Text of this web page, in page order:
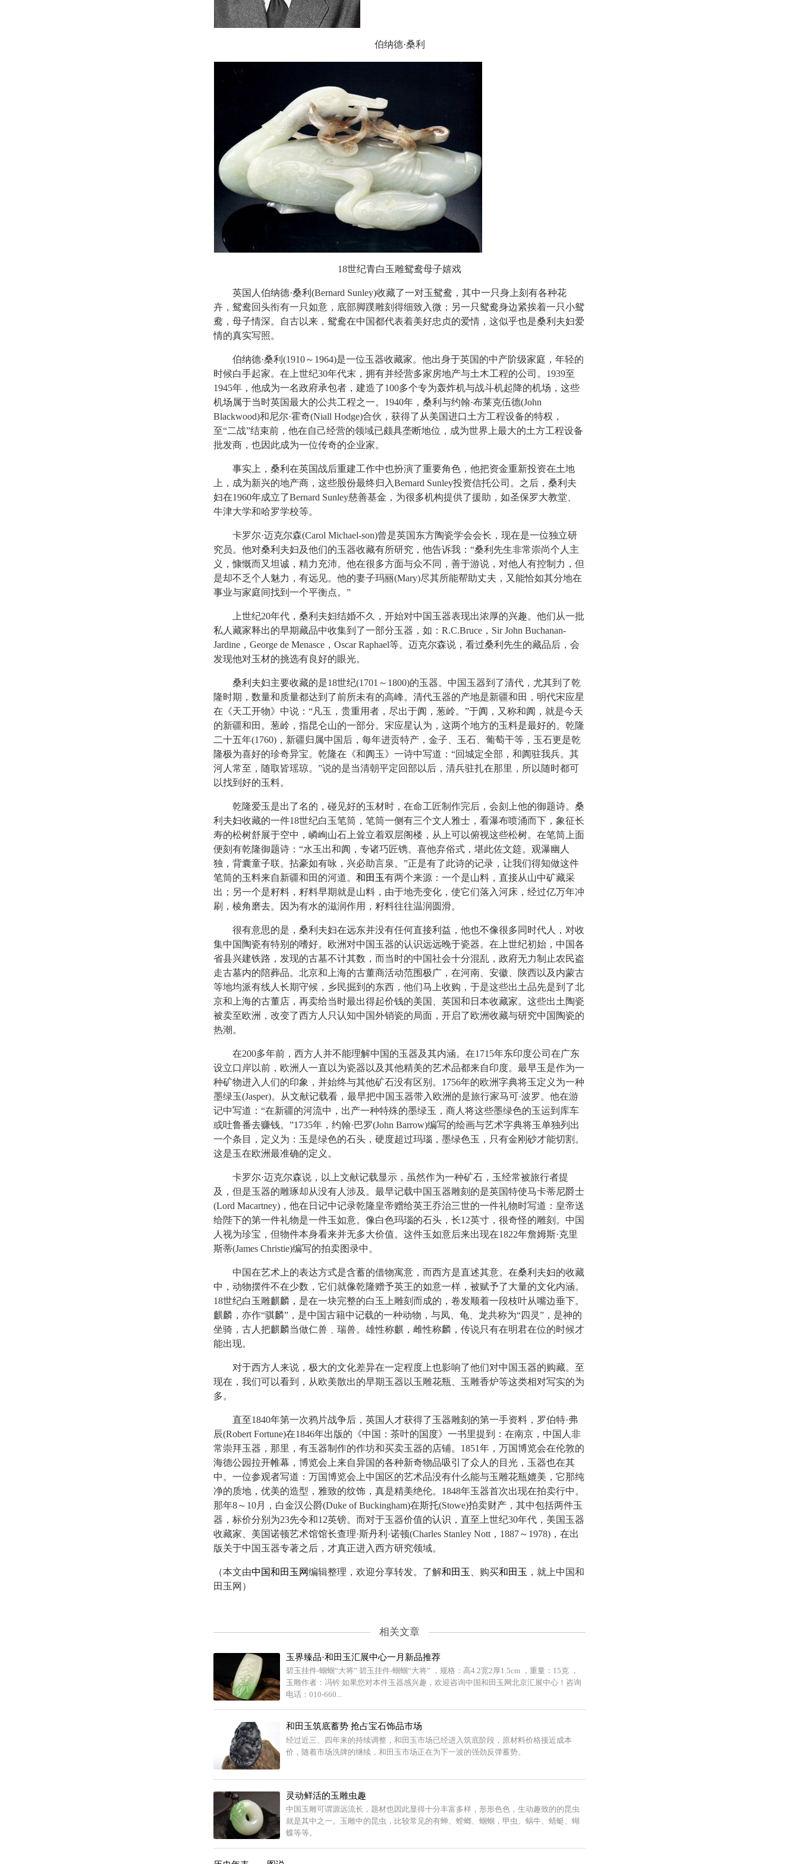
伯纳德·桑利
18世纪青白玉雕鸳鸯母子嬉戏
英国人伯纳德·桑利(Bernard Sunley)收藏了一对玉鸳鸯，其中一只身上刻有各种花
卉，鸳鸯回头衔有一只如意，底部脚蹼雕刻得细致入微；另一只鸳鸯身边紧挨着一只小鸳
鸯，母子情深。自古以来，鸳鸯在中国都代表着美好忠贞的爱情，这似乎也是桑利夫妇爱
情的真实写照。
伯纳德·桑利(1910～1964)是一位玉器收藏家。他出身于英国的中产阶级家庭，年轻的
时候白手起家。在上世纪30年代末，拥有并经营多家房地产与土木工程的公司。1939至
1945年，他成为一名政府承包者，建造了100多个专为轰炸机与战斗机起降的机场，这些
机场属于当时英国最大的公共工程之一。1940年，桑利与约翰·布莱克伍德(John
Blackwood)和尼尔·霍奇(Niall Hodge)合伙，获得了从美国进口土方工程设备的特权，
至“二战”结束前，他在自己经营的领域已颇具垄断地位，成为世界上最大的土方工程设备
批发商，也因此成为一位传奇的企业家。
事实上，桑利在英国战后重建工作中也扮演了重要角色，他把资金重新投资在土地
上，成为新兴的地产商，这些股份最终归入Bernard Sunley投资信托公司。之后，桑利夫
妇在1960年成立了Bernard Sunley慈善基金，为很多机构提供了援助，如圣保罗大教堂、
牛津大学和哈罗学校等。
卡罗尔·迈克尔森(Carol Michael-son)曾是英国东方陶瓷学会会长，现在是一位独立研
究员。他对桑利夫妇及他们的玉器收藏有所研究，他告诉我：“桑利先生非常崇尚个人主
义，慷慨而又坦诚，精力充沛。他在很多方面与众不同，善于游说，对他人有控制力，但
是却不乏个人魅力，有远见。他的妻子玛丽(Mary)尽其所能帮助丈夫，又能恰如其分地在
事业与家庭间找到一个平衡点。”
上世纪20年代，桑利夫妇结婚不久，开始对中国玉器表现出浓厚的兴趣。他们从一批
私人藏家释出的早期藏品中收集到了一部分玉器，如：R.C.Bruce，Sir John Buchanan-
Jardine，George de Menasce，Oscar Raphael等。迈克尔森说，看过桑利先生的藏品后，会
发现他对玉材的挑选有良好的眼光。
桑利夫妇主要收藏的是18世纪(1701～1800)的玉器。中国玉器到了清代，尤其到了乾
隆时期，数量和质量都达到了前所未有的高峰。清代玉器的产地是新疆和田，明代宋应星
在《天工开物》中说：“凡玉，贵重用者，尽出于阗，葱岭。”于阗，又称和阗，就是今天
的新疆和田。葱岭，指昆仑山的一部分。宋应星认为，这两个地方的玉料是最好的。乾隆
二十五年(1760)，新疆归属中国后，每年进贡特产，金子、玉石、葡萄干等，玉石更是乾
隆极为喜好的珍奇异宝。乾隆在《和阗玉》一诗中写道：“回城定全部，和阗驻我兵。其
河人常至，随取皆瑶琼。”说的是当清朝平定回部以后，清兵驻扎在那里，所以随时都可
以找到好的玉料。
乾隆爱玉是出了名的，碰见好的玉材时，在命工匠制作完后，会刻上他的御题诗。桑
利夫妇收藏的一件18世纪白玉笔筒，笔筒一侧有三个文人雅士，看瀑布喷涌而下，象征长
寿的松树舒展于空中，嶙峋山石上耸立着双层阁楼，从上可以俯视这些松树。在笔筒上面
便刻有乾隆御题诗：“水玉出和阗，专诸巧匠镌。喜他弃俗式，堪此佐文筵。观瀑幽人
独，背囊童子联。拈豪如有咏，兴必助言泉。”正是有了此诗的记录，让我们得知做这件
笔筒的玉料来自新疆和田的河道。和田玉有两个来源：一个是山料，直接从山中矿藏采
出；另一个是籽料，籽料早期就是山料，由于地壳变化，使它们落入河床，经过亿万年冲
刷，棱角磨去。因为有水的滋润作用，籽料往往温润圆滑。
很有意思的是，桑利夫妇在远东并没有任何直接利益，他也不像很多同时代人，对收
集中国陶瓷有特别的嗜好。欧洲对中国玉器的认识远远晚于瓷器。在上世纪初始，中国各
省县兴建铁路，发现的古墓不计其数，而当时的中国社会十分混乱，政府无力制止农民盗
走古墓内的陪葬品。北京和上海的古董商活动范围极广，在河南、安徽、陕西以及内蒙古
等地均派有线人长期守候，乡民掘到的东西，他们马上收购，于是这些出土品先是到了北
京和上海的古董店，再卖给当时最出得起价钱的美国、英国和日本收藏家。这些出土陶瓷
被卖至欧洲，改变了西方人只认知中国外销瓷的局面，开启了欧洲收藏与研究中国陶瓷的
热潮。
在200多年前，西方人并不能理解中国的玉器及其内涵。在1715年东印度公司在广东
设立口岸以前，欧洲人一直以为瓷器以及其他精美的艺术品都来自印度。最早玉是作为一
种矿物进入人们的印象，并始终与其他矿石没有区别。1756年的欧洲字典将玉定义为一种
墨绿玉(Jasper)。从文献记载看，最早把中国玉器带入欧洲的是旅行家马可·波罗。他在游
记中写道：“在新疆的河流中，出产一种特殊的墨绿玉，商人将这些墨绿色的玉运到库车
或吐鲁番去赚钱。”1735年，约翰·巴罗(John Barrow)编写的绘画与艺术字典将玉单独列出
一个条目，定义为：玉是绿色的石头，硬度超过玛瑙，墨绿色玉，只有金刚砂才能切割。
这是玉在欧洲最准确的定义。
卡罗尔·迈克尔森说，以上文献记载显示，虽然作为一种矿石，玉经常被旅行者提
及，但是玉器的雕琢却从没有人涉及。最早记载中国玉器雕刻的是英国特使马卡蒂尼爵士
(Lord Macartney)，他在日记中记录乾隆皇帝赠给英王乔治三世的一件礼物时写道：皇帝送
给陛下的第一件礼物是一件玉如意。像白色玛瑙的石头，长12英寸，很奇怪的雕刻。中国
人视为珍宝，但物件本身看来并无多大价值。这件玉如意后来出现在1822年詹姆斯·克里
斯蒂(James Christie)编写的拍卖图录中。
中国在艺术上的表达方式是含蓄的借物寓意，而西方是直述其意。在桑利夫妇的收藏
中，动物摆件不在少数，它们就像乾隆赠予英王的如意一样，被赋予了大量的文化内涵。
18世纪白玉雕麒麟，是在一块完整的白玉上雕刻而成的，卷发顺着一段枝叶从嘴边垂下。
麒麟，亦作“骐麟”，是中国古籍中记载的一种动物，与凤、龟、龙共称为“四灵”，是神的
坐骑，古人把麒麟当做仁兽﹑瑞兽。雄性称麒，雌性称麟，传说只有在明君在位的时候才
能出现。
对于西方人来说，极大的文化差异在一定程度上也影响了他们对中国玉器的购藏。至
现在，我们可以看到，从欧美散出的早期玉器以玉雕花瓶、玉雕香炉等这类相对写实的为
多。
直至1840年第一次鸦片战争后，英国人才获得了玉器雕刻的第一手资料，罗伯特·弗
辰(Robert Fortune)在1846年出版的《中国：茶叶的国度》一书里提到：在南京，中国人非
常崇拜玉器，那里，有玉器制作的作坊和买卖玉器的店铺。1851年，万国博览会在伦敦的
海德公园拉开帷幕，博览会上来自异国的各种新奇物品吸引了众人的目光，玉器也在其
中。一位参观者写道：万国博览会上中国区的艺术品没有什么能与玉雕花瓶媲美，它那纯
净的质地，优美的造型，雅致的纹饰，真是精美绝伦。1848年玉器首次出现在拍卖行中。
那年8～10月，白金汉公爵(Duke of Buckingham)在斯托(Stowe)拍卖财产，其中包括两件玉
器，标价分别为23先令和12英镑。而对于玉器价值的认识，直至上世纪30年代，美国玉器
收藏家、美国诺顿艺术馆馆长查理·斯丹利·诺顿(Charles Stanley Nott，1887～1978)，在出
版关于中国玉器专著之后，才真正进入西方研究领域。
（本文由中国和田玉网编辑整理，欢迎分享转发。了解和田玉 、购买和田玉 ，就上中国和
田玉网）
相关文章
玉界臻品·和田玉汇展中心一月新品推荐
碧玉挂件-蝈蝈“大将” 碧玉挂件-蝈蝈“大将” ，规格：高4.2宽2厚1.5cm ，重量：15克 ，
玉雕作者：冯钤 如果您对本件玉器感兴趣，欢迎咨询中国和田玉网北京汇展中心！咨询
电话：010-660...
和田玉筑底蓄势 抢占宝石饰品市场
经过近三、四年来的持续调整，和田玉市场已经进入筑底阶段，原材料价格接近成本
价，随着市场洗牌的继续，和田玉市场正在为下一波的强劲反弹蓄势。
灵动鲜活的玉雕虫趣
中国玉雕可谓源远流长，题材也因此显得十分丰富多样，形形色色，生动趣致的的昆虫
就是其中之一。玉雕中的昆虫，比较常见的有蝉、螳螂、蝈蝈，甲虫、蜗牛、蜻蜓、蝴
蝶等等。